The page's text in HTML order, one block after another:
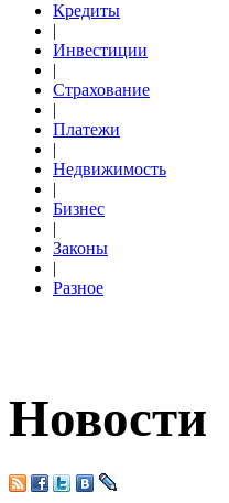
Кредиты
|
Инвестиции
|
Страхование
|
Платежи
|
Недвижимость
|
Бизнес
|
Законы
|
Разное
Новости